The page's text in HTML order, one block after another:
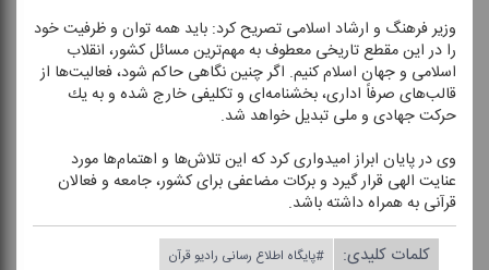
وزیر فرهنگ و ارشاد اسلامی تصریح كرد: باید همه توان و ظرفیت خود
را در این مقطع تاریخی معطوف به مهم‌ترین مسائل كشور، انقلاب
اسلامی و جهان اسلام كنیم. اگر چنین نگاهی حاكم شود، فعالیت‌ها از
قالب‌های صرفاً اداری، بخشنامه‌ای و تكلیفی خارج شده و به یك
حركت جهادی و ملی تبدیل خواهد شد.
وی در پایان ابراز امیدواری كرد كه این تلاش‌ها و اهتمام‌ها مورد
عنایت الهی قرار گیرد و بركات مضاعفی برای كشور، جامعه و فعالان
قرآنی به همراه داشته باشد.
کلمات کلیدی:
#پایگاه اطلاع رسانی رادیو قرآن